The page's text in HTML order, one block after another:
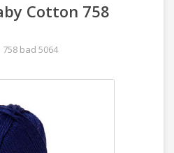
Cotton 758
bad 5064